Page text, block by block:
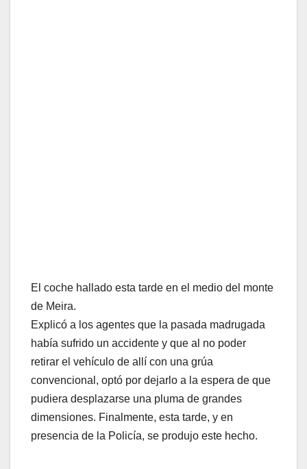
El coche hallado esta tarde en el medio del monte
de Meira.
Explicó a los agentes que la pasada madrugada
había sufrido un accidente y que al no poder
retirar el vehículo de allí con una grúa
convencional, optó por dejarlo a la espera de que
pudiera desplazarse una pluma de grandes
dimensiones. Finalmente, esta tarde, y en
presencia de la Policía, se produjo este hecho.